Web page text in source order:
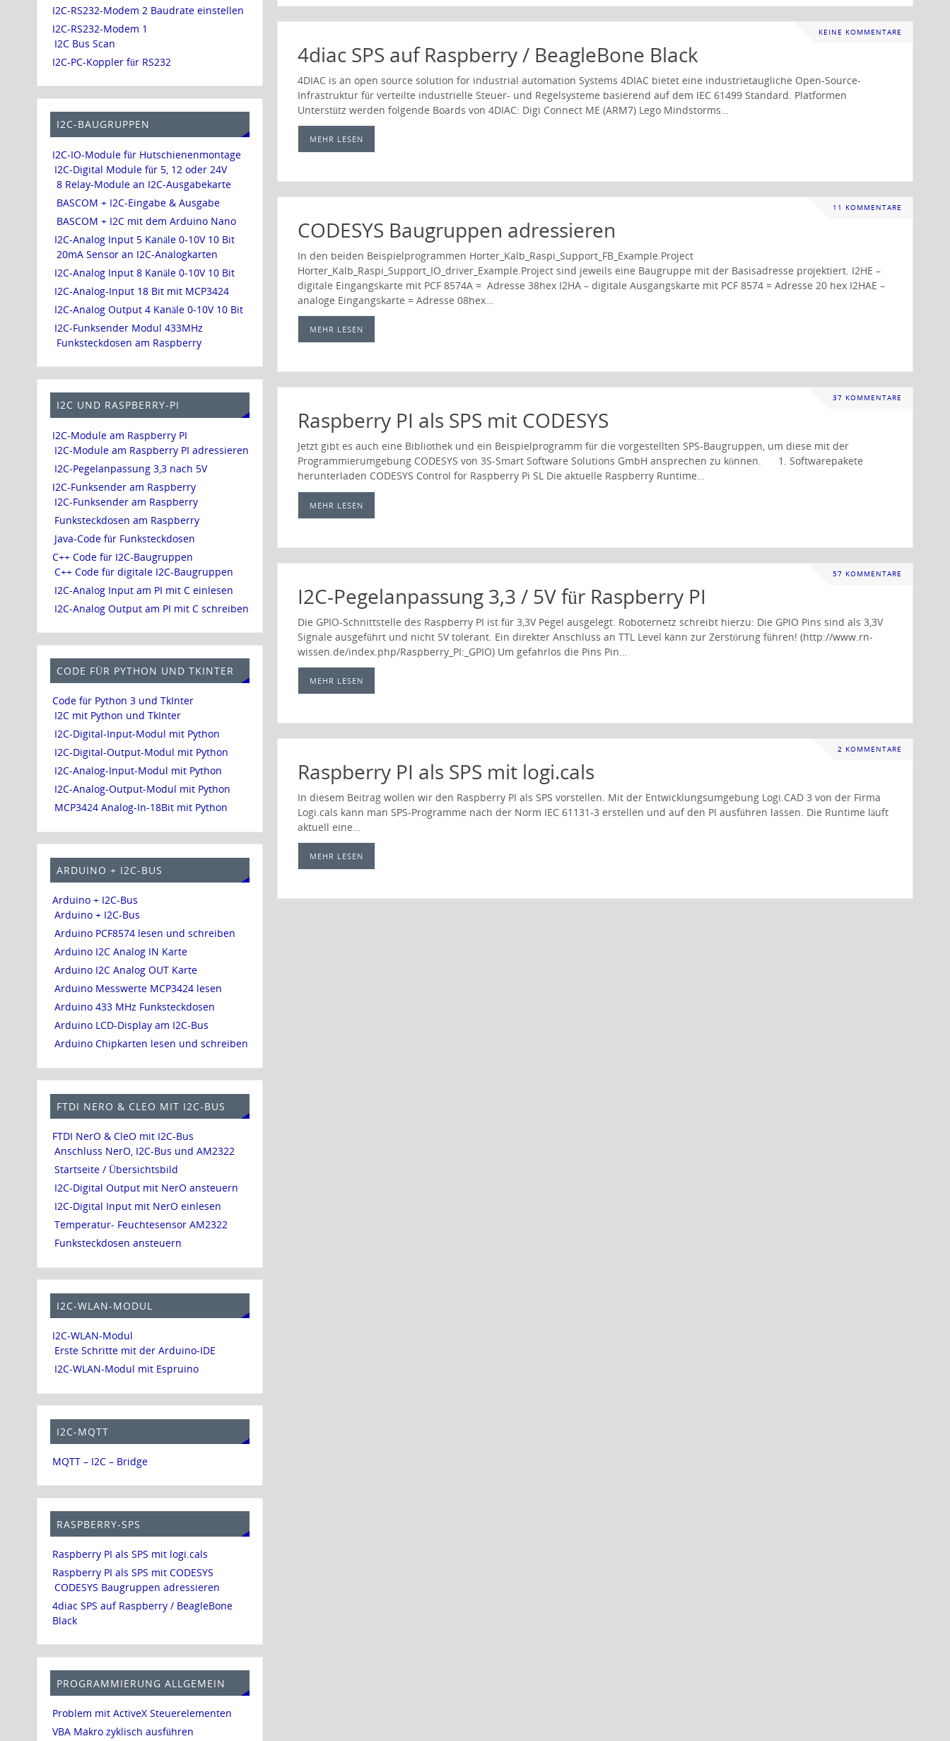
KEINE KOMMENTARE
4diac SPS auf Raspberry / BeagleBone Black
4DIAC is an open source solution for industrial automation Systems 4DIAC bietet eine industrietaugliche Open-Source-
Infrastruktur für verteilte industrielle Steuer- und Regelsysteme basierend auf dem IEC 61499 Standard. Platformen
Unterstütz werden folgende Boards von 4DIAC: Digi Connect ME (ARM7) Lego Mindstorms…
MEHR LESEN
11 KOMMENTARE
CODESYS Baugruppen adressieren
In den beiden Beispielprogrammen Horter_Kalb_Raspi_Support_FB_Example.Project
Horter_Kalb_Raspi_Support_IO_driver_Example.Project sind jeweils eine Baugruppe mit der Basisadresse projektiert. I2HE –
digitale Eingangskarte mit PCF 8574A = Adresse 38hex I2HA – digitale Ausgangskarte mit PCF 8574 = Adresse 20 hex I2HAE –
analoge Eingangskarte = Adresse 08hex…
MEHR LESEN
37 KOMMENTARE
Raspberry PI als SPS mit CODESYS
Jetzt gibt es auch eine Bibliothek und ein Beispielprogramm für die vorgestellten SPS-Baugruppen, um diese mit der
Programmierumgebung CODESYS von 3S-Smart Software Solutions GmbH ansprechen zu können. 1. Softwarepakete
herunterladen CODESYS Control for Raspberry Pi SL Die aktuelle Raspberry Runtime…
MEHR LESEN
57 KOMMENTARE
I2C-Pegelanpassung 3,3 / 5V für Raspberry PI
Die GPIO-Schnittstelle des Raspberry PI ist für 3,3V Pegel ausgelegt. Roboternetz schreibt hierzu: Die GPIO Pins sind als 3,3V
Signale ausgeführt und nicht 5V tolerant. Ein direkter Anschluss an TTL Level kann zur Zerstörung führen! (http://www.rn-
wissen.de/index.php/Raspberry_PI:_GPIO) Um gefahrlos die Pins Pin…
MEHR LESEN
2 KOMMENTARE
Raspberry PI als SPS mit logi.cals
In diesem Beitrag wollen wir den Raspberry PI als SPS vorstellen. Mit der Entwicklungsumgebung Logi.CAD 3 von der Firma
Logi.cals kann man SPS-Programme nach der Norm IEC 61131-3 erstellen und auf den PI ausführen lassen. Die Runtime läuft
aktuell eine…
MEHR LESEN
I2C-RS232-Modem 2 Baudrate einstellen
I2C-RS232-Modem 1
I2C Bus Scan
I2C-PC-Koppler für RS232
I2C-BAUGRUPPEN
I2C-IO-Module für Hutschienenmontage
I2C-Digital Module für 5, 12 oder 24V
8 Relay-Module an I2C-Ausgabekarte
BASCOM + I2C-Eingabe & Ausgabe
BASCOM + I2C mit dem Arduino Nano
I2C-Analog Input 5 Kanäle 0-10V 10 Bit
20mA Sensor an I2C-Analogkarten
I2C-Analog Input 8 Kanäle 0-10V 10 Bit
I2C-Analog-Input 18 Bit mit MCP3424
I2C-Analog Output 4 Kanäle 0-10V 10 Bit
I2C-Funksender Modul 433MHz
Funksteckdosen am Raspberry
I2C UND RASPBERRY-PI
I2C-Module am Raspberry PI
I2C-Module am Raspberry PI adressieren
I2C-Pegelanpassung 3,3 nach 5V
I2C-Funksender am Raspberry
I2C-Funksender am Raspberry
Funksteckdosen am Raspberry
Java-Code für Funksteckdosen
C++ Code für I2C-Baugruppen
C++ Code für digitale I2C-Baugruppen
I2C-Analog Input am PI mit C einlesen
I2C-Analog Output am PI mit C schreiben
CODE FÜR PYTHON UND TKINTER
Code für Python 3 und TkInter
I2C mit Python und TkInter
I2C-Digital-Input-Modul mit Python
I2C-Digital-Output-Modul mit Python
I2C-Analog-Input-Modul mit Python
I2C-Analog-Output-Modul mit Python
MCP3424 Analog-In-18Bit mit Python
ARDUINO + I2C-BUS
Arduino + I2C-Bus
Arduino + I2C-Bus
Arduino PCF8574 lesen und schreiben
Arduino I2C Analog IN Karte
Arduino I2C Analog OUT Karte
Arduino Messwerte MCP3424 lesen
Arduino 433 MHz Funksteckdosen
Arduino LCD-Display am I2C-Bus
Arduino Chipkarten lesen und schreiben
FTDI NERO & CLEO MIT I2C-BUS
FTDI NerO & CleO mit I2C-Bus
Anschluss NerO, I2C-Bus und AM2322
Startseite / Übersichtsbild
I2C-Digital Output mit NerO ansteuern
I2C-Digital Input mit NerO einlesen
Temperatur- Feuchtesensor AM2322
Funksteckdosen ansteuern
I2C-WLAN-MODUL
I2C-WLAN-Modul
Erste Schritte mit der Arduino-IDE
I2C-WLAN-Modul mit Espruino
I2C-MQTT
MQTT – I2C – Bridge
RASPBERRY-SPS
Raspberry PI als SPS mit logi.cals
Raspberry PI als SPS mit CODESYS
CODESYS Baugruppen adressieren
4diac SPS auf Raspberry / BeagleBone
Black
PROGRAMMIERUNG ALLGEMEIN
Problem mit ActiveX Steuerelementen
VBA Makro zyklisch ausführen